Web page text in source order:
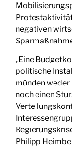
negativen
„Eine
politische
münden
noch einen
Philipp